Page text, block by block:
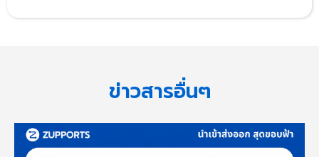
ข่าวสารอื่นๆ